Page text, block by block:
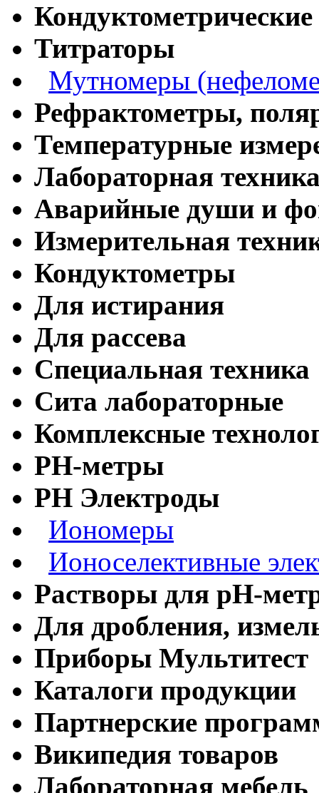
Титраторы
Мутномеры
Рефрактометры,
Температурные
Лабораторная
Аварийные души и
Измерительная
Кондуктометры
Для истирания
Для рассева
Специальная техника
Сита лабораторные
Комплексные
РН-метры
РН Электроды
Иономеры
Ионоселективные
Растворы для рН-
Для дробления,
Приборы Мультитест
Каталоги продукции
Партнерские
Википедия товаров
Лабораторная мебель